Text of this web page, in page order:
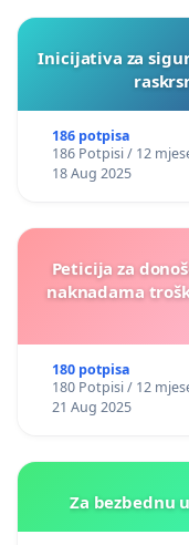
Inicijativa za
186 potpisa
186 Potpisi / 12
18 Aug 2025
Peticija za
naknadama
180 potpisa
180 Potpisi / 12
21 Aug 2025
Za bezbednu